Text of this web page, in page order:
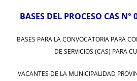
BASES DEL PROCESO CAS
BASES PARA LA CONVOCATORIA PARA
DE SERVICIOS (CAS) PARA
VACANTES DE LA MUNICIPALIDAD